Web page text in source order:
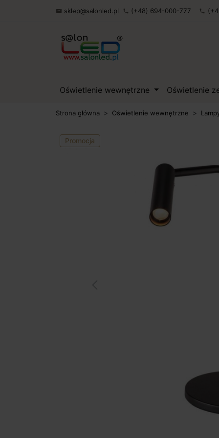
 sklep@salonled.pl phone (+48) 694-000-777 phone
Oświetlenie wewnętrzne Oświetlenie
Strona główna Oświetlenie wewnętrzne
Promocja